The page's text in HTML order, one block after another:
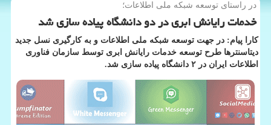
در راستای توسعه شبكه ملی اطلاعات؛
خدمات رایانش ابری در دو دانشگاه پیاده سازی شد
كارا پیام: در جهت توسعه شبكه ملی اطلاعات و به كارگیری نسل جدید
دیتاسنترها طرح توسعه خدمات رایانش ابری توسط سازمان فناوری
اطلاعات ایران در ۲ دانشگاه پیاده سازی شد.